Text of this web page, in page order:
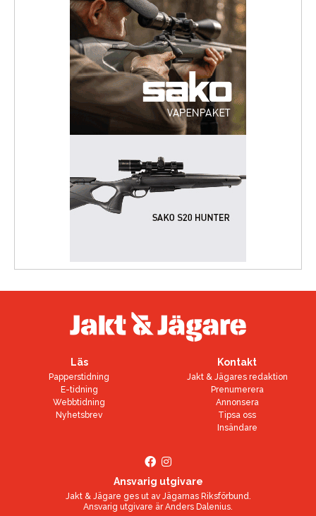
Läs
Papperstidning
E-tidning
Webbtidning
Nyhetsbrev
Kontakt
Jakt & Jägares redaktion
Prenumerera
Annonsera
Tipsa oss
Insändare
Ansvarig utgivare
Jakt & Jägare ges ut av Jägarnas Riksförbund.
Ansvarig utgivare ärAnders Dalenius.